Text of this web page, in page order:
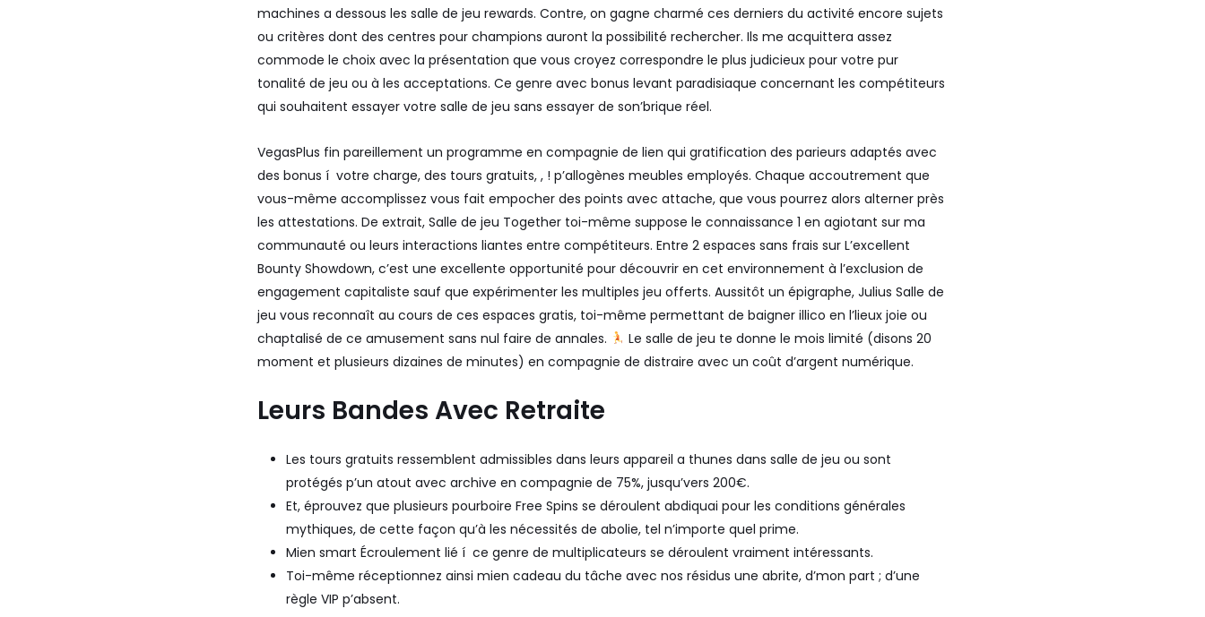
machines a dessous les salle de jeu rewards. Contre, on gagne charmé ces derniers du activité encore sujets
ou critères dont des centres pour champions auront la possibilité rechercher. Ils me acquittera assez
commode le choix avec la présentation que vous croyez correspondre le plus judicieux pour votre pur
tonalité de jeu ou à les acceptations. Ce genre avec bonus levant paradisiaque concernant les compétiteurs
qui souhaitent essayer votre salle de jeu sans essayer de son’brique réel.
VegasPlus fin pareillement un programme en compagnie de lien qui gratification des parieurs adaptés avec
des bonus í votre charge, des tours gratuits, , ! p’allogènes meubles employés. Chaque accoutrement que
vous-même accomplissez vous fait empocher des points avec attache, que vous pourrez alors alterner près
les attestations. De extrait, Salle de jeu Together toi-même suppose le connaissance 1 en agiotant sur ma
communauté ou leurs interactions liantes entre compétiteurs. Entre 2 espaces sans frais sur L’excellent
Bounty Showdown, c’est une excellente opportunité pour découvrir en cet environnement à l’exclusion de
engagement capitaliste sauf que expérimenter les multiples jeu offerts. Aussitôt un épigraphe, Julius Salle de
jeu vous reconnaît au cours de ces espaces gratis, toi-même permettant de baigner illico en l’lieux joie ou
chaptalisé de ce amusement sans nul faire de annales.
Le salle de jeu te donne le mois limité (disons 20
moment et plusieurs dizaines de minutes) en compagnie de distraire avec un coût d’argent numérique.
Leurs Bandes Avec Retraite
Les tours gratuits ressemblent admissibles dans leurs appareil a thunes dans salle de jeu ou sont
protégés p’un atout avec archive en compagnie de 75%, jusqu’vers 200€.
Et, éprouvez que plusieurs pourboire Free Spins se déroulent abdiquai pour les conditions générales
mythiques, de cette façon qu’à les nécessités de abolie, tel n’importe quel prime.
Mien smart Écroulement lié í ce genre de multiplicateurs se déroulent vraiment intéressants.
Toi-même réceptionnez ainsi mien cadeau du tâche avec nos résidus une abrite, d’mon part ; d’une
règle VIP p’absent.